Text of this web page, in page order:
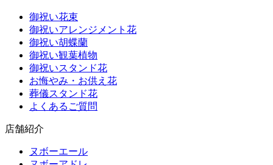
御祝い花束
御祝いアレンジメント花
御祝い胡蝶蘭
御祝い観葉植物
御祝いスタンド花
お悔やみ・お供え花
葬儀スタンド花
よくあるご質問
店舗紹介
ヌボーエール